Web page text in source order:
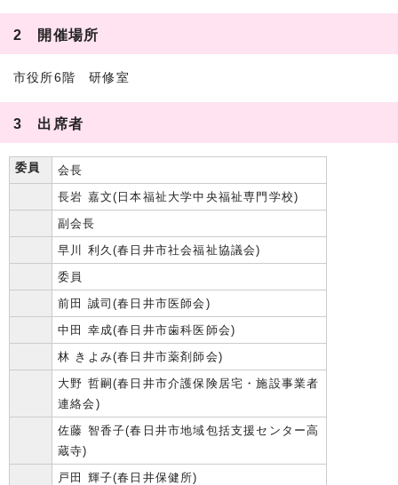
2 開催場所
市役所6階 研修室
3 出席者
委員
会長
長岩 嘉文(日本福祉大学中央福祉専門学校)
副会長
早川 利久(春日井市社会福祉協議会)
委員
前田 誠司(春日井市医師会)
中田 幸成(春日井市歯科医師会)
林 きよみ(春日井市薬剤師会)
大野 哲嗣(春日井市介護保険居宅・施設事業者
連絡会)
佐藤 智香子(春日井市地域包括支援センター高
蔵寺)
戸田 輝子(春日井保健所)